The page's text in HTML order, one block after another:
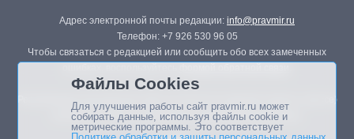
Адрес электронной почты редакции: info@pravmir.ru
Телефон: +7 926 530 96 05
Чтобы связаться с редакцией или сообщить обо всех замеченных
Републикация материалов сайта в печатных изданиях (книгах, прессе)
возможна только с письменного разрешения редакции.
Файлы Cookies
Для улучшения работы сайт pravmir.ru может
собирать данные, используя файлы cookie и
метрические программы. Это соответствует